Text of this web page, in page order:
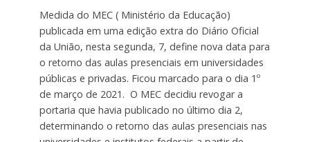
Medida do MEC ( Ministério da Educação)
publicada em uma edição extra do Diário Oficial
da União, nesta segunda, 7, define nova data para
o retorno das aulas presenciais em universidades
públicas e privadas. Ficou marcado para o dia 1º
de março de 2021. O MEC decidiu revogar a
portaria que havia publicado no último dia 2,
determinando o retorno das aulas presenciais nas